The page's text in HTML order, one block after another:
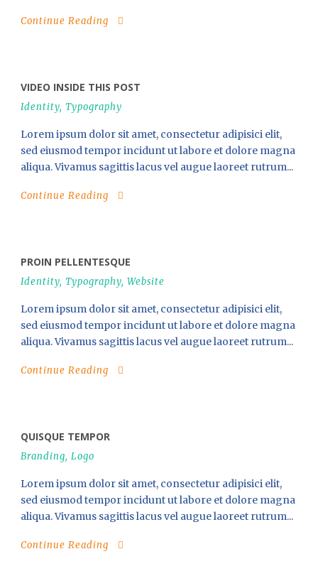
Continue Reading
VIDEO INSIDE THIS POST
Identity, Typography
Lorem ipsum dolor sit amet, consectetur adipisici elit,
sed eiusmod tempor incidunt ut labore et dolore magna
aliqua. Vivamus sagittis lacus vel augue laoreet rutrum...
Continue Reading
PROIN PELLENTESQUE
Identity, Typography, Website
Lorem ipsum dolor sit amet, consectetur adipisici elit,
sed eiusmod tempor incidunt ut labore et dolore magna
aliqua. Vivamus sagittis lacus vel augue laoreet rutrum...
Continue Reading
QUISQUE TEMPOR
Branding, Logo
Lorem ipsum dolor sit amet, consectetur adipisici elit,
sed eiusmod tempor incidunt ut labore et dolore magna
aliqua. Vivamus sagittis lacus vel augue laoreet rutrum...
Continue Reading